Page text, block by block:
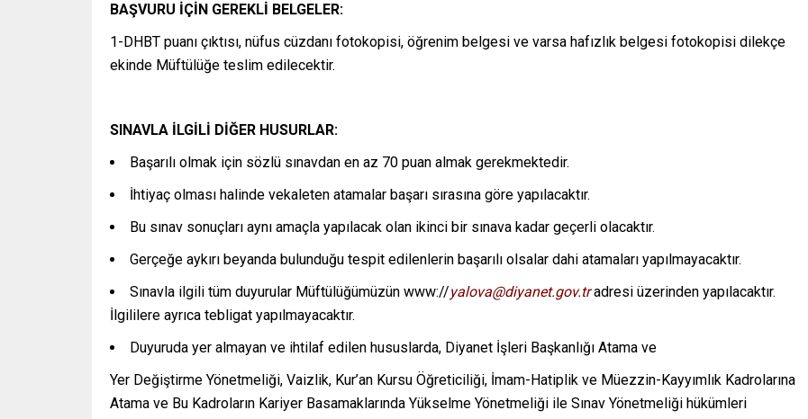
BAŞVURU İÇİN GEREKLİ BELGELER:
1-DHBT puanı çıktısı, nüfus cüzdanı fotokopisi, öğrenim belgesi ve varsa hafızlık belgesi fotokopisi dilekçe
ekinde Müftülüğe teslim edilecektir.
SINAVLA İLGİLİ DİĞER HUSURLAR:
Başarılı olmak için sözlü sınavdan en az 70 puan almak gerekmektedir.
İhtiyaç olması halinde vekaleten atamalar başarı sırasına göre yapılacaktır.
Bu sınav sonuçları aynı amaçla yapılacak olan ikinci bir sınava kadar geçerli olacaktır.
Gerçeğe aykırı beyanda bulunduğu tespit edilenlerin başarılı olsalar dahi atamaları yapılmayacaktır.
Sınavla ilgili tüm duyurular Müftülüğümüzün www://yalova@diyanet.gov.tradresi üzerinden yapılacaktır.
İlgililere ayrıca tebligat yapılmayacaktır.
Duyuruda yer almayan ve ihtilaf edilen hususlarda, Diyanet İşleri Başkanlığı Atama ve
Yer Değiştirme Yönetmeliği, Vaizlik, Kur’an Kursu Öğreticiliği, İmam-Hatiplik ve Müezzin-Kayyımlık Kadrolarına
Atama ve Bu Kadroların Kariyer Basamaklarında Yükselme Yönetmeliği ile Sınav Yönetmeliği hükümleri